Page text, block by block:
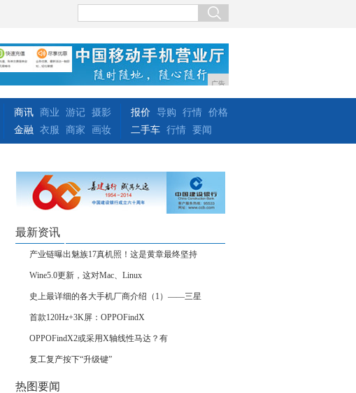
广告
商讯 商业 游记 摄影
金融
衣服 商家 画妆
报价 导购 行情 价格
二手车 行情 要闻
最新资讯
产业链曝出魅族17真机照！这是黄章最终坚持
Wine5.0更新，这对Mac、Linux
史上最详细的各大手机厂商介绍（1）——三星
首款120Hz+3K屏：OPPOFindX
OPPOFindX2或采用X轴线性马达？有
复工复产按下“升级键”
热图要闻